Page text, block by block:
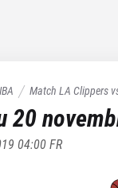
Match LA Clippers
20
04:00FR